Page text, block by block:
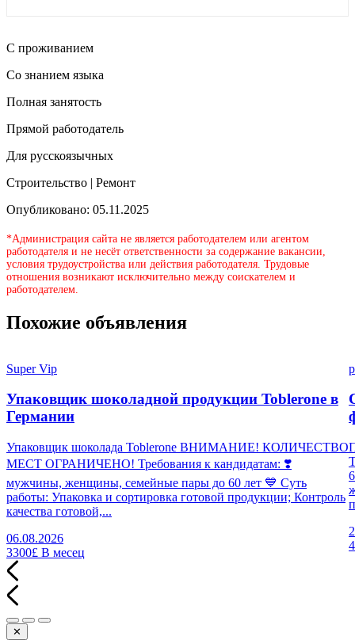
С проживанием
Со знанием языка
Полная занятость
Прямой работодатель
Для русскоязычных
Строительство | Ремонт
Опубликовано: 05.11.2025
*Администрация сайта не является работодателем или агентом
работодателя и не несёт ответственности за содержание вакансии,
условия трудоустройства или действия работодателя. Трудовые
отношения возникают исключительно между соискателем и
работодателем.
Похожие объявления
Super Vip
Упаковщик шоколадной продукции Toblerone в
Германии
Упаковщик шоколада Toblerone ВНИМАНИЕ! КОЛИЧЕСТВО
МЕСТ ОГРАНИЧЕНО! Требования к кандидатам: ❣️
мужчины, женщины, семейные пары до 60 лет 💙 Суть
работы: Упаковка и сортировка готовой продукции; Контроль
качества готовой,...
06.08.2026
3300£ В месец
✕